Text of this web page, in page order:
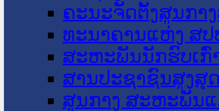
ຄະນະຈັດຕັ້ງສູນກາ
ທະນາຄານແຫ່ງ ສປ
ສະຫະພັນນັກຮົບເກົ່
ສານປະຊາຊົນສູງສຸ
ສູນກາງ ສະຫະພັນ